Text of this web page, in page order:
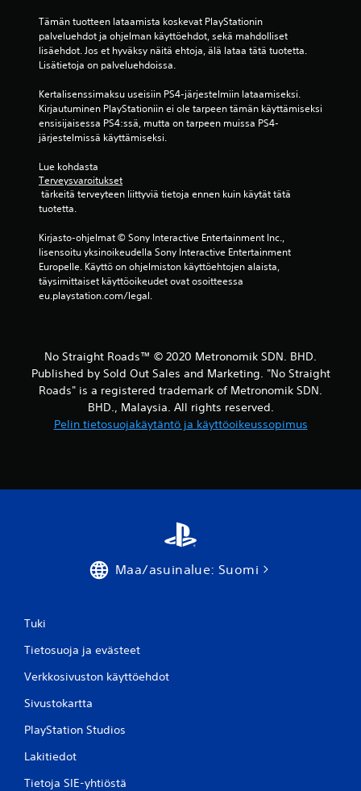
Tämän tuotteen lataamista koskevat PlayStationin
palveluehdot ja ohjelman käyttöehdot, sekä mahdolliset
lisäehdot. Jos et hyväksy näitä ehtoja, älä lataa tätä tuotetta.
Lisätietoja on palveluehdoissa.
Kertalisenssimaksu useisiin PS4-järjestelmiin lataamiseksi.
Kirjautuminen PlayStationiin ei ole tarpeen tämän käyttämiseksi
ensisijaisessa PS4:ssä, mutta on tarpeen muissa PS4-
järjestelmissä käyttämiseksi.
Lue kohdasta
Terveysvaroitukset
tuotetta.
Kirjasto-ohjelmat © Sony Interactive Entertainment Inc.,
lisensoitu yksinoikeudella Sony Interactive Entertainment
Europelle. Käyttö on ohjelmiston käyttöehtojen alaista,
täysimittaiset käyttöoikeudet ovat osoitteessa
eu.playstation.com/legal.
No Straight Roads™ © 2020 Metronomik SDN. BHD.
Published by Sold Out Sales and Marketing. "No Straight
Roads" is a registered trademark of Metronomik SDN.
BHD., Malaysia. All rights reserved.
Pelin tietosuojakäytäntö ja käyttöoikeussopimus
Maa/asuinalue: Suomi
Tuki
Tietosuoja ja evästeet
Verkkosivuston käyttöehdot
Sivustokartta
PlayStation Studios
Lakitiedot
Tietoja SIE-yhtiöstä